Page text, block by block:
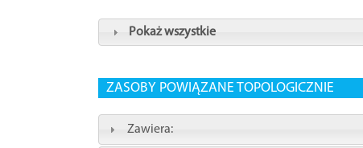
Pokaż wszystkie
ZASOBY POWIĄZANE TOPOLOGICZNIE
Zawiera: